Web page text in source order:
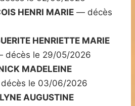
HENRI MARIE — décès
HENRIETTE MARIE
décès le 29/05/2026
MADELEINE
le 03/06/2026
AUGUSTINE